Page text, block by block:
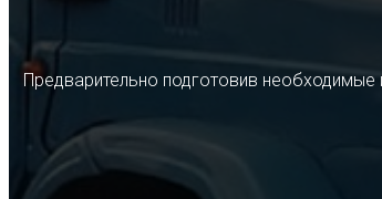
Предварительно подготовив